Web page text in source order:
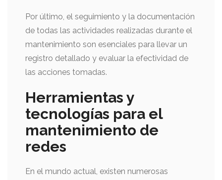
Por último, el seguimiento y la documentación
de todas las actividades realizadas durante el
mantenimiento son esenciales para llevar un
registro detallado y evaluar la efectividad de
las acciones tomadas.
Herramientas y
tecnologías para el
mantenimiento de
redes
En el mundo actual, existen numerosas